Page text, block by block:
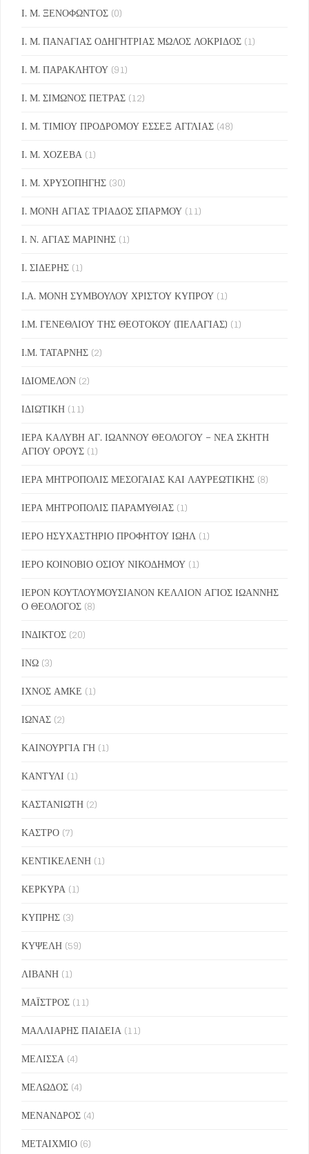
Ι. Μ. ΞΕΝΟΦΩΝΤΟΣ (0)
Ι. Μ. ΠΑΝΑΓΙΑΣ ΟΔΗΓΗΤΡΙΑΣ ΜΩΛΟΣ ΛΟΚΡΙΔΟΣ (1)
Ι. Μ. ΠΑΡΑΚΛΗΤΟΥ (91)
Ι. Μ. ΣΙΜΩΝΟΣ ΠΕΤΡΑΣ (12)
Ι. Μ. ΤΙΜΙΟΥ ΠΡΟΔΡΟΜΟΥ ΕΣΣΕΞ ΑΓΓΛΙΑΣ (48)
Ι. Μ. ΧΟΖΕΒΑ (1)
Ι. Μ. ΧΡΥΣΟΠΗΓΗΣ (30)
Ι. ΜΟΝΗ ΑΓΙΑΣ ΤΡΙΑΔΟΣ ΣΠΑΡΜΟΥ (11)
Ι. Ν. ΑΓΙΑΣ ΜΑΡΙΝΗΣ (1)
Ι. ΣΙΔΕΡΗΣ (1)
Ι.Α. ΜΟΝΗ ΣΥΜΒΟΥΛΟΥ ΧΡΙΣΤΟΥ ΚΥΠΡΟΥ (1)
Ι.Μ. ΓΕΝΕΘΛΙΟΥ ΤΗΣ ΘΕΟΤΟΚΟΥ (ΠΕΛΑΓΙΑΣ) (1)
Ι.Μ. ΤΑΤΑΡΝΗΣ (2)
ΙΔΙΟΜΕΛΟΝ (2)
ΙΔΙΩΤΙΚΗ (11)
ΙΕΡΑ ΚΑΛΥΒΗ ΑΓ. ΙΩΑΝΝΟΥ ΘΕΟΛΟΓΟΥ – ΝΕΑ ΣΚΗΤΗ
ΑΓΙΟΥ ΟΡΟΥΣ (1)
ΙΕΡΑ ΜΗΤΡΟΠΟΛΙΣ ΜΕΣΟΓΑΙΑΣ ΚΑΙ ΛΑΥΡΕΩΤΙΚΗΣ (8)
ΙΕΡΑ ΜΗΤΡΟΠΟΛΙΣ ΠΑΡΑΜΥΘΙΑΣ (1)
ΙΕΡΟ ΗΣΥΧΑΣΤΗΡΙΟ ΠΡΟΦΗΤΟΥ ΙΩΗΛ (1)
ΙΕΡΟ ΚΟΙΝΟΒΙΟ ΟΣΙΟΥ ΝΙΚΟΔΗΜΟΥ (1)
ΙΕΡΟΝ ΚΟΥΤΛΟΥΜΟΥΣΙΑΝΟΝ ΚΕΛΛΙΟΝ ΑΓΙΟΣ ΙΩΑΝΝΗΣ
Ο ΘΕΟΛΟΓΟΣ (8)
ΙΝΔΙΚΤΟΣ (20)
ΙΝΩ (3)
ΙΧΝΟΣ ΑΜΚΕ (1)
ΙΩΝΑΣ (2)
ΚΑΙΝΟΥΡΓΙΑ ΓΗ (1)
ΚΑΝΤΥΛΙ (1)
ΚΑΣΤΑΝΙΩΤΗ (2)
ΚΑΣΤΡΟ (7)
ΚΕΝΤΙΚΕΛΕΝΗ (1)
ΚΕΡΚΥΡΑ (1)
ΚΥΠΡΗΣ (3)
ΚΥΨΕΛΗ (59)
ΛΙΒΑΝΗ (1)
ΜΑΪΣΤΡΟΣ (11)
ΜΑΛΛΙΑΡΗΣ ΠΑΙΔΕΙΑ (11)
ΜΕΛΙΣΣΑ (4)
ΜΕΛΩΔΟΣ (4)
ΜΕΝΑΝΔΡΟΣ (4)
ΜΕΤΑΙΧΜΙΟ (6)